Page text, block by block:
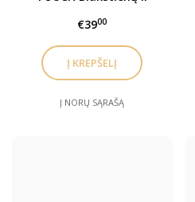
užbaigimo gelis (Nr.3)
€3900
Į NORŲ SĄRAŠĄ